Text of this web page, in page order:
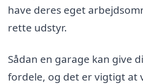
have deres eget
rette udstyr.
Sådan en garage kan give
fordele, og det er vigtigt at